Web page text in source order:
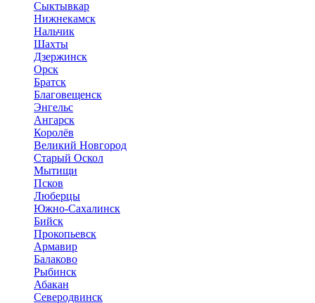
Сыктывкар
Нижнекамск
Нальчик
Шахты
Дзержинск
Орск
Братск
Благовещенск
Энгельс
Ангарск
Королёв
Великий Новгород
Старый Оскол
Мытищи
Псков
Люберцы
Южно-Сахалинск
Бийск
Прокопьевск
Армавир
Балаково
Рыбинск
Абакан
Северодвинск